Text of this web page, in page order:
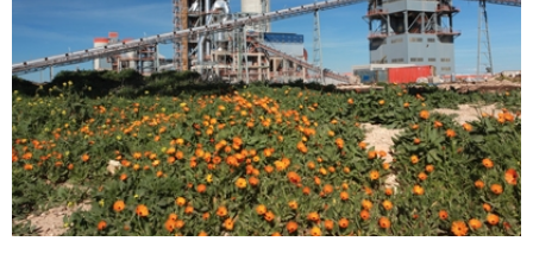
MÉCATHÈQUE, LA BASE DE CONNAISSANCES
Base documentaire
TOUTES NOS SOLUTIONS ET PRESTATIONS
Essais – contrôles – mesures